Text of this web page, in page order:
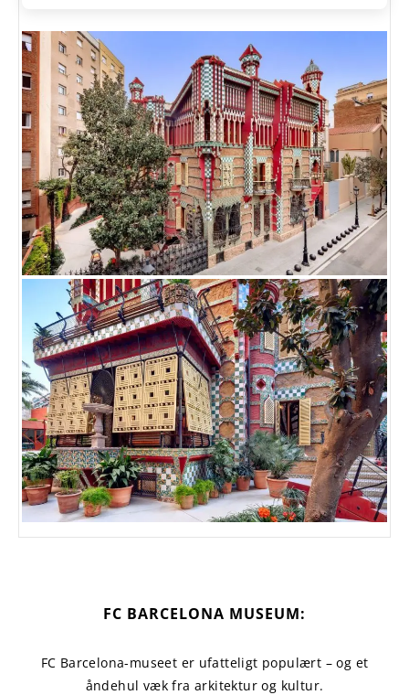
FC BARCELONA MUSEUM:
FC Barcelona-museet er ufatteligt populært – og et
åndehul væk fra arkitektur og kultur.